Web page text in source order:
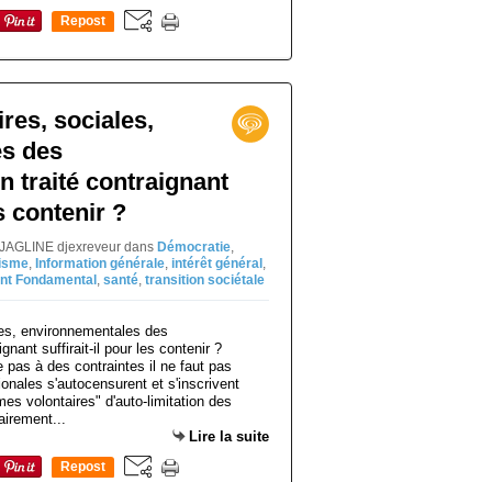
Repost
sociales,
des
traité contraignant
contenir ?
djexreveur dans Démocratie,
, Information générale, intérêt général ,
Fondamental , santé, transition sociétale
pas à des contraintes il ne faut pas
s'autocensurent et s'inscrivent
volontaires" d'auto-limitation des
Lire la suite
Repost